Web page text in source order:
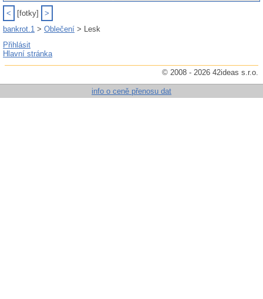
< [fotky]
>
bankrot.1 > Oblečení > Lesk
Přihlásit
Hlavní stránka
© 2008 - 2026 42ideas s.r.o.
info o ceně přenosu dat